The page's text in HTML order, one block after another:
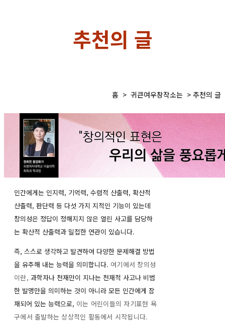
추천의 글
홈 > 귀큰여우창작소는 > 추천의 글
인간에게는 인지력, 기억력, 수렴적 산출력, 확산적
산출력, 판단력 등 다섯 가지 지적인 기능이 있는데
창의성은 정답이 정해지지 않은 열린 사고를 담당하
는 확산적 산출력과 밀접한 연관이 있습니다.
즉, 스스로 생각하고 발견하여 다양한 문제해결 방법
을 유추해 내는 능력을 의미합니다. 여기에서 창의성
이란,과학자나 천재만이 지나는 천재적 사고나 비범
한 발명만을 의미하는 것이 아니라 모든 인간에게 잠
재되어 있는 능력으로, 이는 어린이들의 자기표현 욕
구에서 출발하는 상상적인 활동에서 시작됩니다.